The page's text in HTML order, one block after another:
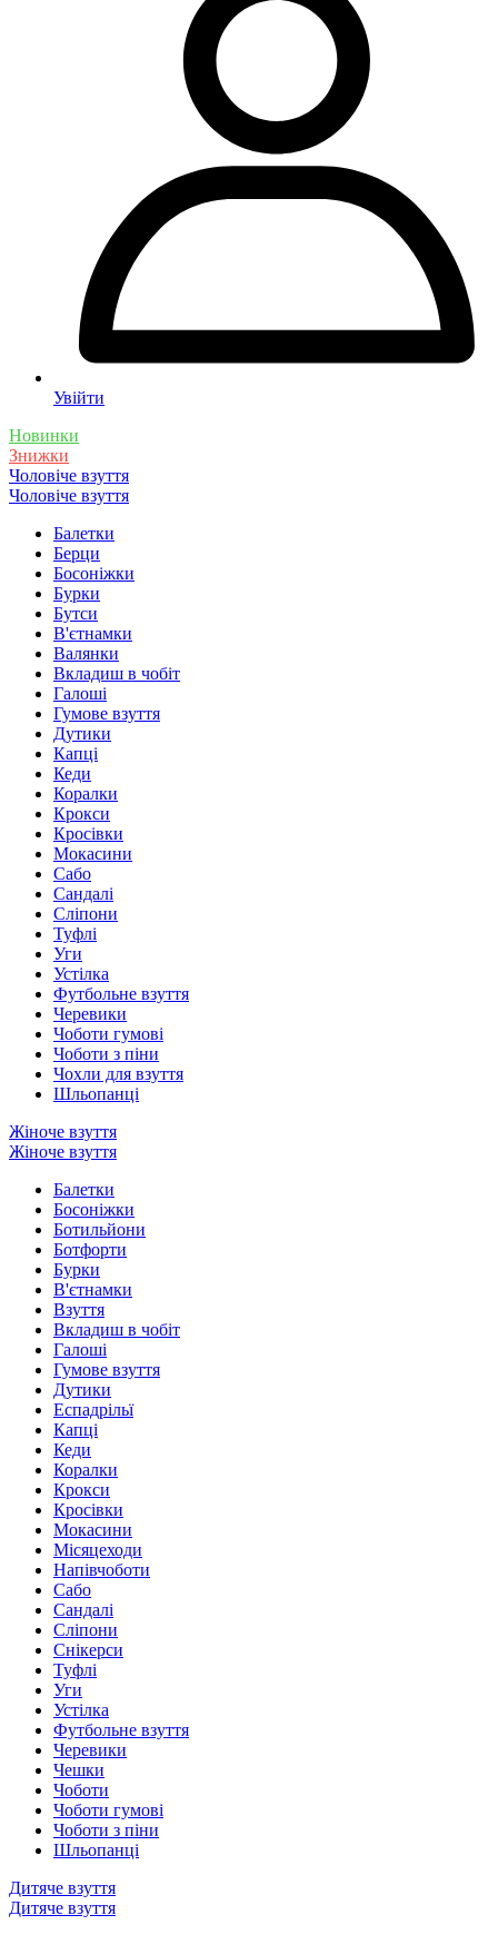
Увійти
Новинки
Знижки
Чоловіче взуття
Чоловіче взуття
Балетки
Берци
Босоніжки
Бурки
Бутси
В'єтнамки
Валянки
Вкладиш в чобіт
Галоші
Гумове взуття
Дутики
Капці
Кеди
Коралки
Крокси
Кросівки
Мокасини
Сабо
Сандалі
Сліпони
Туфлі
Уги
Устілка
Футбольне взуття
Черевики
Чоботи гумові
Чоботи з піни
Чохли для взуття
Шльопанці
Жіноче взуття
Жіноче взуття
Балетки
Босоніжки
Ботильйони
Ботфорти
Бурки
В'єтнамки
Взуття
Вкладиш в чобіт
Галоші
Гумове взуття
Дутики
Еспадрільї
Капці
Кеди
Коралки
Крокси
Кросівки
Мокасини
Місяцеходи
Напівчоботи
Сабо
Сандалі
Сліпони
Снікерси
Туфлі
Уги
Устілка
Футбольне взуття
Черевики
Чешки
Чоботи
Чоботи гумові
Чоботи з піни
Шльопанці
Дитяче взуття
Дитяче взуття